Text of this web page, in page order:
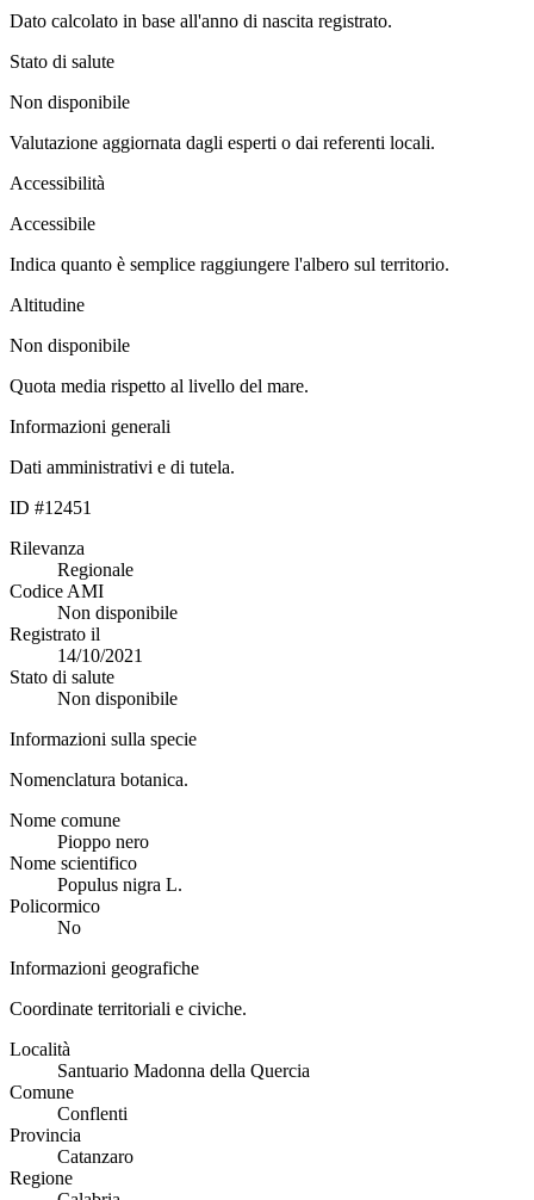
Dato calcolato in base all'anno di nascita registrato.
Stato di salute
Non disponibile
Valutazione aggiornata dagli esperti o dai referenti locali.
Accessibilità
Accessibile
Indica quanto è semplice raggiungere l'albero sul territorio.
Altitudine
Non disponibile
Quota media rispetto al livello del mare.
Informazioni generali
Dati amministrativi e di tutela.
ID #12451
Rilevanza
Regionale
Codice AMI
Non disponibile
Registrato il
14/10/2021
Stato di salute
Non disponibile
Informazioni sulla specie
Nomenclatura botanica.
Nome comune
Pioppo nero
Nome scientifico
Populus nigra L.
Policormico
No
Informazioni geografiche
Coordinate territoriali e civiche.
Località
Santuario Madonna della Quercia
Comune
Conflenti
Provincia
Catanzaro
Regione